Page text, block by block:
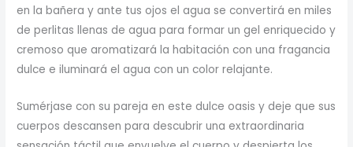
en la bañera y ante tus ojos el agua se convertirá en miles
de perlitas llenas de agua para formar un gel enriquecido y
cremoso que aromatizará la habitación con una fragancia
dulce e iluminará el agua con un color relajante.
Sumérjase con su pareja en este dulce oasis y deje que sus
cuerpos descansen para descubrir una extraordinaria